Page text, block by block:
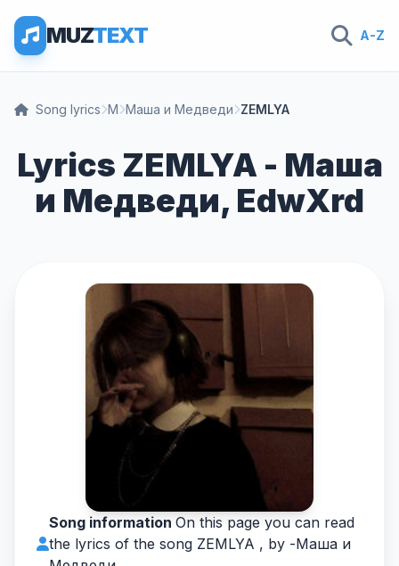
MUZTEXT A-Z
Song lyrics М Маша и Медведи ZEMLYA
Lyrics ZEMLYA - Маша
и Медведи, EdwXrd
Song information On this page you can read
the lyrics of the song ZEMLYA , by -Маша и